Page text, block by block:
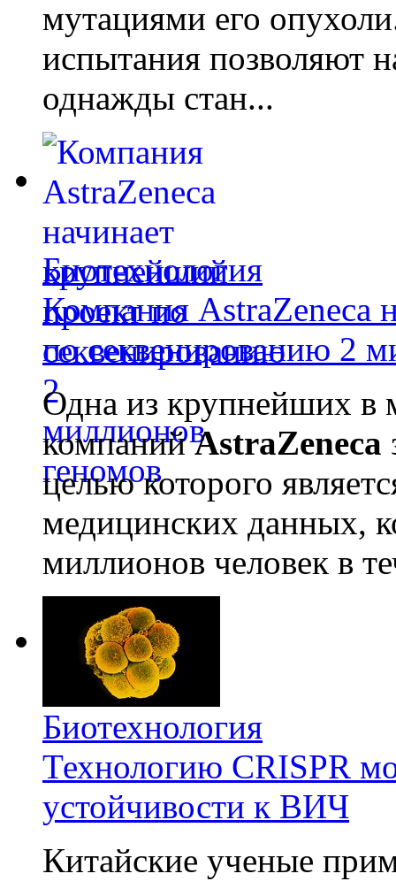
мутациями его
испытания позволяют
однажды стан...
Биотехнология
Компания AstraZeneca
по секвенированию 2
Одна из крупнейших в
компанийAstraZeneca
целью которого
медицинских данных,
миллионов человек в
Биотехнология
Технологию CRISPR
устойчивости к ВИЧ
Китайские ученые